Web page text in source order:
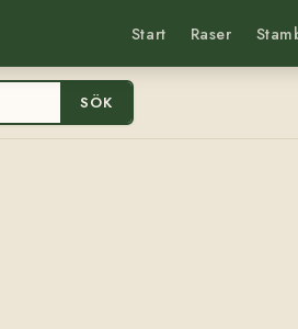
Start Raser
SÖK